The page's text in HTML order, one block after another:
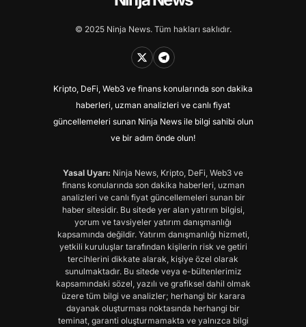
© 2025 Ninja News. Tüm hakları saklıdır.
Kripto, DeFi, Web3 ve finans konularında son dakika
haberleri, uzman analizleri ve canlı fiyat
güncellemeleri sunan Ninja News ile bilgi sahibi olun
ve bir adım önde olun!
Yasal Uyarı: Ninja News, Kripto, DeFi, Web3 ve
finans konularında son dakika haberleri, uzman
analizleri ve canlı fiyat güncellemeleri sunan bir
haber sitesidir. Bu sitede yer alan yatırım bilgisi,
yorum ve tavsiyeler yatırım danışmanlığı
kapsamında değildir. Yatırım danışmanlığı hizmeti,
yetkili kuruluşlar tarafından kişilerin risk ve getiri
tercihlerini dikkate alarak, kişiye özel olarak
sunulmaktadır. Bu sitede veya e-bültenlerimiz
kapsamındaki sözel, yazılı ve grafiksel dahil olmak
üzere tüm bilgi ve analizler; herhangi bir karara
dayanak oluşturması noktasında herhangi bir
teminat, garanti oluşturmamakta ve yalnızca bilgi